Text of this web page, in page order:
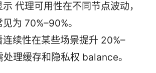
代理可用性在不同节点波动，
为 70%–90%。
连续性在某些场景提升 20%–
理缓存和隐私权 balance。